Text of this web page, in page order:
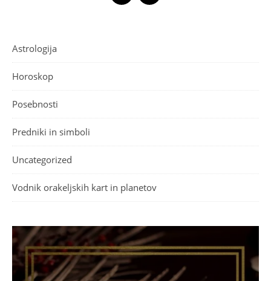
Astrologija
Horoskop
Posebnosti
Predniki in simboli
Uncategorized
Vodnik orakeljskih kart in planetov